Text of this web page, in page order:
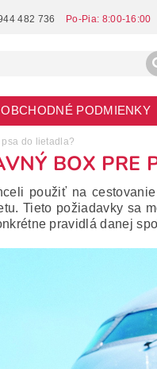
482 736
OBCHODNÉ PODMIENKY
do lietadla?
BOX PRE
použiť na
Tieto požiadavky sa
pravidlá danej